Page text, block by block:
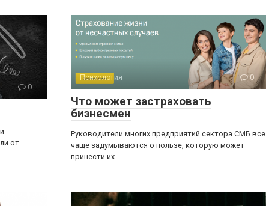
0
от
Психология 0
Что может застраховать
бизнесмен
Руководители многих предприятий сектора СМБ все
чаще задумываются о пользе, которую может
принести их